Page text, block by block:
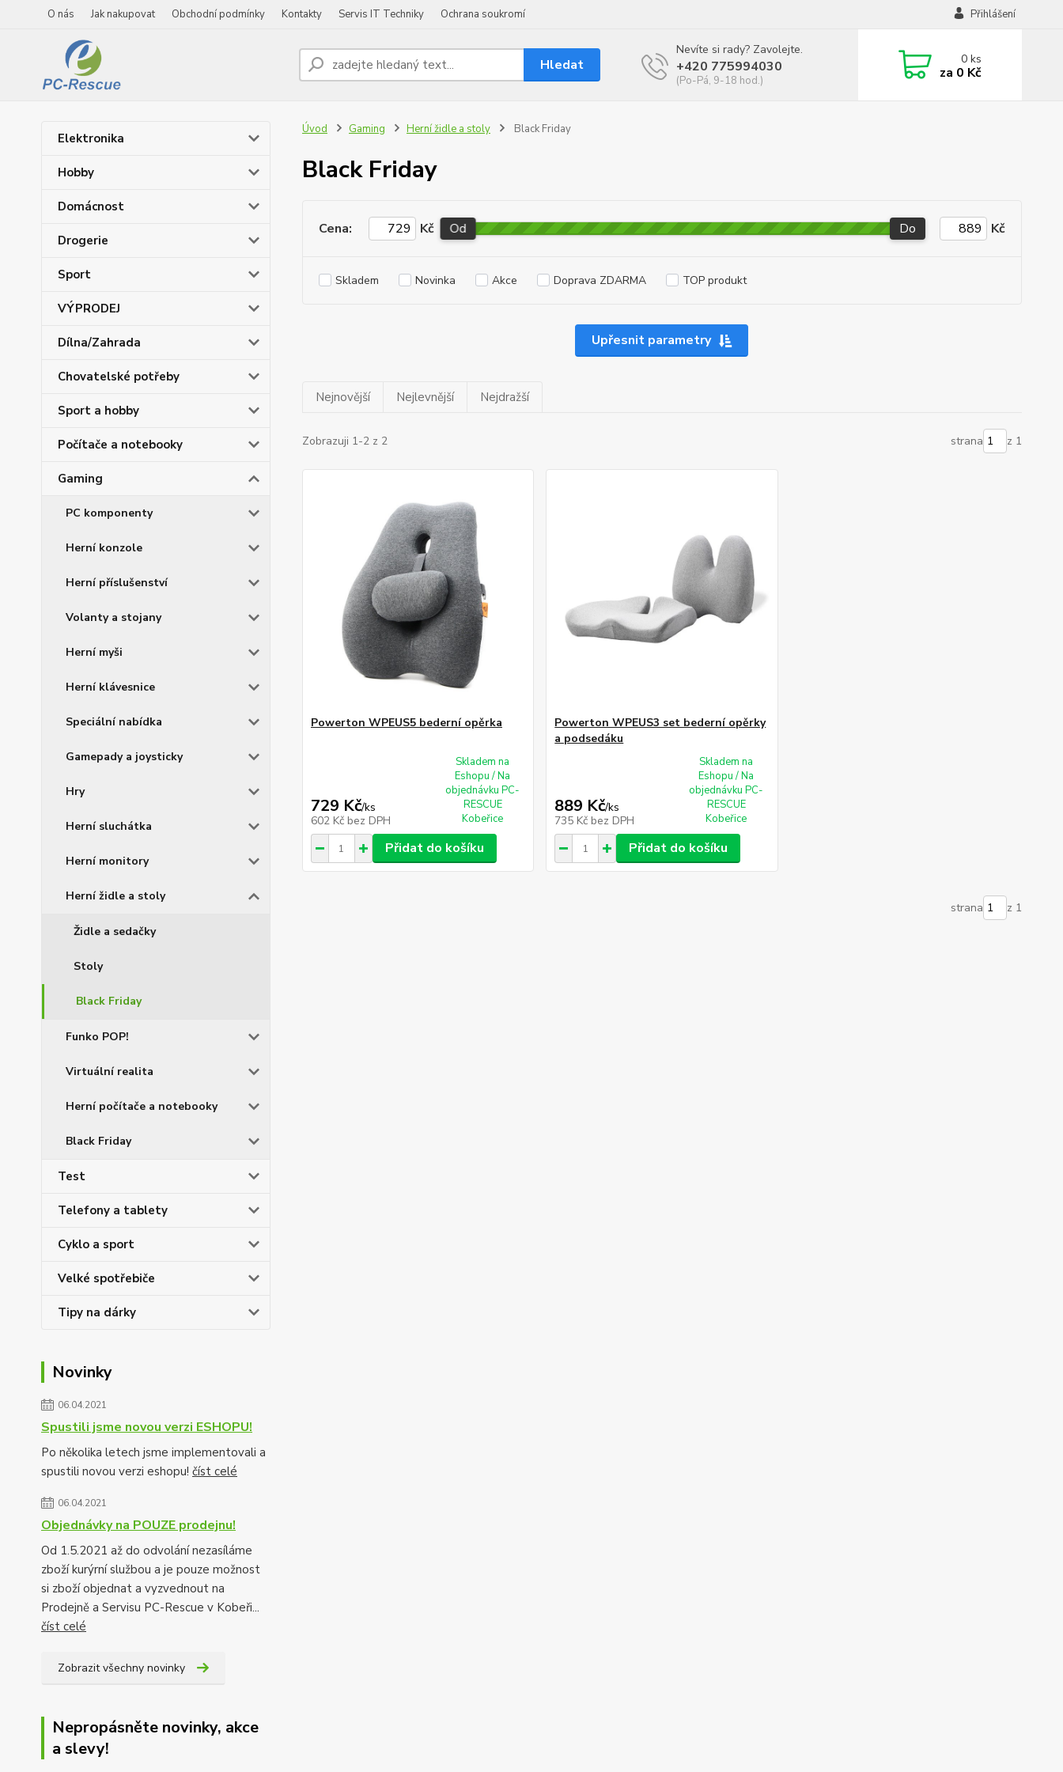
O nás Jak nakupovat Obchodní podmínky Kontakty Servis IT Techniky Ochrana soukromí Přihlášení
Hledat
Nevíte si rady? Zavolejte.
+420 775994030
(Po-Pá, 9-18 hod.)
0ks
za 0 Kč
Elektronika
Hobby
Domácnost
Drogerie
Sport
VÝPRODEJ
Dílna/Zahrada
Chovatelské potřeby
Sport a hobby
Počítače a notebooky
Gaming
PC komponenty
Herní konzole
Herní příslušenství
Volanty a stojany
Herní myši
Herní klávesnice
Speciální nabídka
Gamepady a joysticky
Hry
Herní sluchátka
Herní monitory
Herní židle a stoly
Židle a sedačky
Stoly
Black Friday
Funko POP!
Virtuální realita
Herní počítače a notebooky
Black Friday
Test
Telefony a tablety
Cyklo a sport
Velké spotřebiče
Tipy na dárky
Novinky
06.04.2021
Spustili jsme novou verzi ESHOPU!
Po několika letech jsme implementovali a
spustili novou verzi eshopu! číst celé
06.04.2021
Objednávky na POUZE prodejnu!
Od 1.5.2021 až do odvolání nezasíláme
zboží kurýrní službou a je pouze možnost
si zboží objednat a vyzvednout na
Prodejně a Servisu PC-Rescue v Kobeři...
číst celé
Zobrazit všechny novinky
Nepropásněte novinky, akce
a slevy!
Úvod Gaming Herní židle a stoly Black Friday
Black Friday
Upřesnit parametry
Cena: Kč Od Do Kč
Skladem Novinka Akce Doprava ZDARMA TOP produkt
Nejnovější Nejlevnější Nejdražší
Zobrazuji 1-2 z 2 strana z 1
Powerton WPEUS5 bederní opěrka
729 Kč/ks
602 Kč bez DPH
Skladem na
Eshopu / Na
objednávku PC-
RESCUE
Kobeřice
Přidat do košíku
Powerton WPEUS3 set bederní opěrky
a podsedáku
889 Kč/ks
735 Kč bez DPH
Skladem na
Eshopu / Na
objednávku PC-
RESCUE
Kobeřice
Přidat do košíku
strana z 1